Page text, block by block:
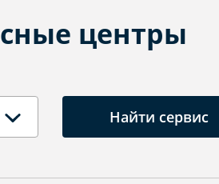
центры
Найти сервис